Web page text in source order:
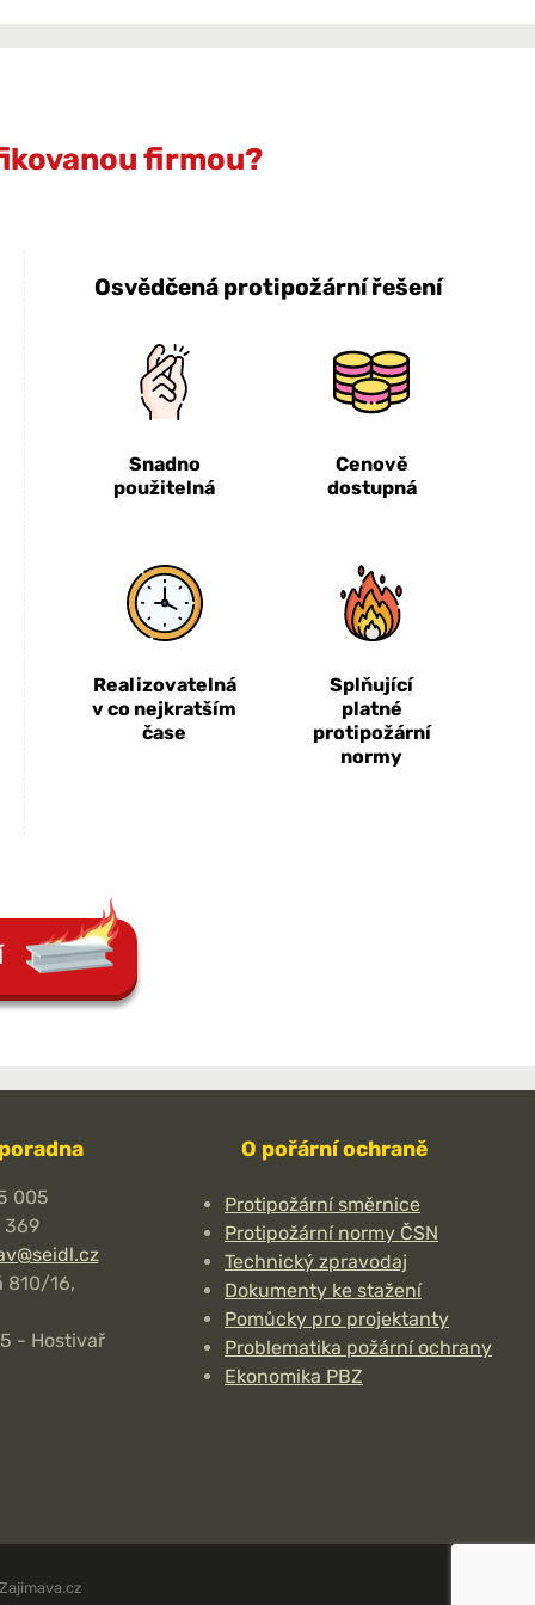
firmou?
Osvědčená protipožární řešení
Snadno
použitelná
Cenově
dostupná
Realizovatelná
v co nejkratším
čase
Splňující
platné
protipožární
normy
005
369
810/16,
- Hostivař
O pořární ochraně
Protipožární směrnice
Protipožární normy ČSN
Technický zpravodaj
Dokumenty ke stažení
Pomůcky pro projektanty
Problematika požární ochrany
Ekonomika PBZ